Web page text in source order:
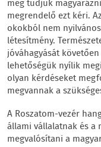
meg tudjuk
megrendelő ezt kéri.
okokból nem
létesítmény.
jóváhagyását
lehetőségük nyílik
olyan kérdéseket
megvannak a
A Roszatom-vezér
állami vállalatnak és a
megvalósítani a